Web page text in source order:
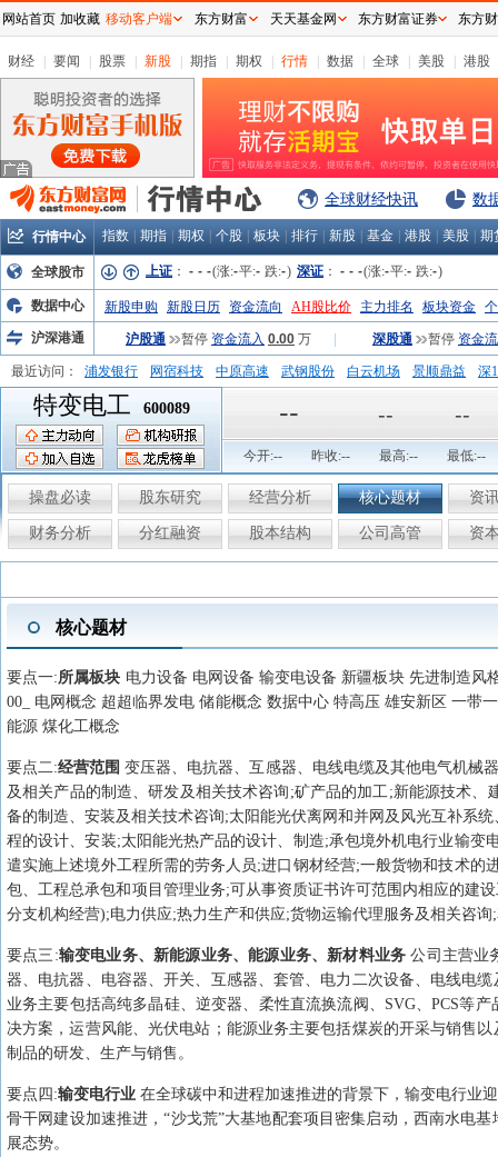
财经 要闻 股票 新股 期指 期权 行情 数据 全球 美股 港股
全球财经快讯 数
行情中心 指数 期指 期权 个股 板块 排行 新股 基金 港股 美股 期
全球股市 上证 ： - - -(涨:-平:- 跌:-) 深证 ： - - -(涨:-平:- 跌:-)
数据中心 新股申购 新股日历 资金流向 AH股比价 主力排名 板块资金
沪深港通
沪股通 暂停 资金流入 0.00 万 深股通 暂停 资金
最近访问： 浦发银行 网宿科技 中原高速 武钢股份 白云机场 景顺鼎益
深
弘业股份
富临运业
特变电工 600089 -- -- --
今开:-- 昨收:-- 最高:-- 最低:--
操盘必读 股东研究 经营分析 核心题材 资
财务分析 分红融资 股本结构 公司高管 资
核心题材
要点一:所属板块 电力设备 电网设备 输变电设备 新疆板块 先进制造风
00_ 电网概念 超超临界发电 储能概念 数据中心 特高压 雄安新区 一
能源 煤化工概念
要点二:经营范围变压器、电抗器、互感器、电线电缆及其他电气机械
及相关产品的制造、研发及相关技术咨询;矿产品的加工;新能源技术
备的制造、安装及相关技术咨询;太阳能光伏离网和并网及风光互补系
程的设计、安装;太阳能光热产品的设计、制造;承包境外机电行业输
遣实施上述境外工程所需的劳务人员;进口钢材经营;一般货物和技术
包、工程总承包和项目管理业务;可从事资质证书许可范围内相应的建
分支机构经营);电力供应;热力生产和供应;货物运输代理服务及相关咨询
要点三 :输变电业务、新能源业务、能源业务、新材料业务公司主营业
器、电抗器、电容器、开关、互感器、套管、电力二次设备、电线电
业务主要包括高纯多晶硅、逆变器、柔性直流换流阀、SVG、PCS等
决方案，运营风能、光伏电站；能源业务主要包括煤炭的开采与销售
制品的研发、生产与销售。
要点 四 :输变电行业 在全球碳中和进程加速推进的背景下，输变电行业
骨干网建设加速推进，“沙戈荒”大基地配套项目密集启动，西南水电
展态势。
网站首页 加收藏 移动客户端 东方财富 天天基金网 东方财富证券 东方